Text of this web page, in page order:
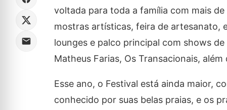
voltada para toda a família com mais
mostras artísticas, feira de artesanato,
lounges e palco principal com shows
Matheus Farias, Os Transacionais,
Esse ano, o Festival está ainda maior,
conhecido por suas belas praias, e os